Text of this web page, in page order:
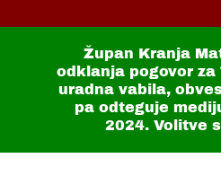
Župan Kranja
odklanja pogovor za
uradna vabila,
pa odteguje
2024. Volitve